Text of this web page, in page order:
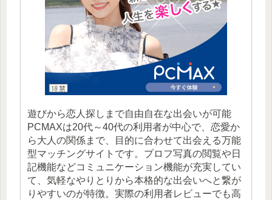
遊びから恋人探しまで自由自在な出会いが可能
PCMAXは20代～40代の利用者が中心で、恋愛か
ら大人の関係まで、目的に合わせて出会える万能
型マッチングサイトです。プロフ写真の閲覧や日
記機能などコミュニケーション機能が充実してい
て、気軽なやりとりから本格的な出会いへと繋が
りやすいのが特徴。実際の利用者レビューでも高